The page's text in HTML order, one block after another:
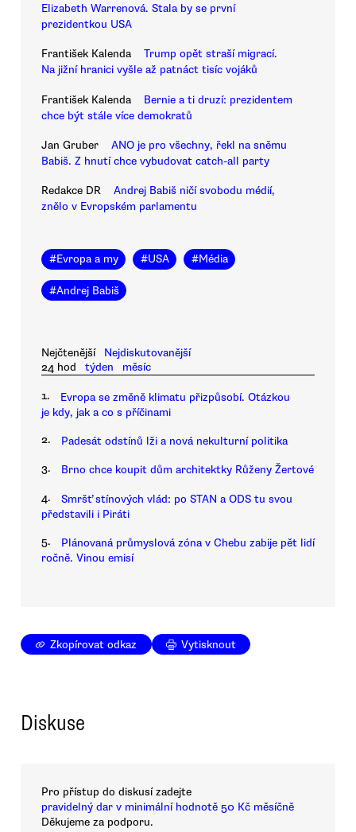
Elizabeth Warrenová. Stala by se první
prezidentkou USA
František Kalenda
Trump opět straší migrací.
Na jižní hranici vyšle až patnáct tisíc vojáků
František Kalenda
Bernie a ti druzí: prezidentem
chce být stále více demokratů
Jan Gruber
ANO je pro všechny, řekl na sněmu
Babiš. Z hnutí chce vybudovat catch-all party
Redakce DR
Andrej Babiš ničí svobodu médií,
znělo v Evropském parlamentu
#Evropa a my #USA #Média
#Andrej Babiš
Nejčtenější
Nejdiskutovanější
24 hod
týden měsíc
1.
Evropa se změně klimatu přizpůsobí. Otázkou
je kdy, jak a co s příčinami
2. Padesát odstínů lži a nová nekulturní politika
3. Brno chce koupit dům architektky Růženy Žertové
4.
Smršť stínových vlád: po STAN a ODS tu svou
představili i Piráti
5.
Plánovaná průmyslová zóna v Chebu zabije pět lidí
ročně. Vinou emisí
Zkopírovat odkaz Vytisknout
Diskuse
Pro přístup do diskusí zadejte
pravidelný dar v minimální hodnotě 50 Kč měsíčně
Děkujeme za podporu.